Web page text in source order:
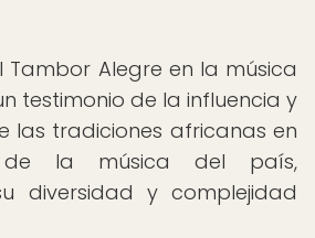
Tambor Alegre en la música
testimonio de la influencia y
las tradiciones africanas en
de la música del país,
diversidad y complejidad